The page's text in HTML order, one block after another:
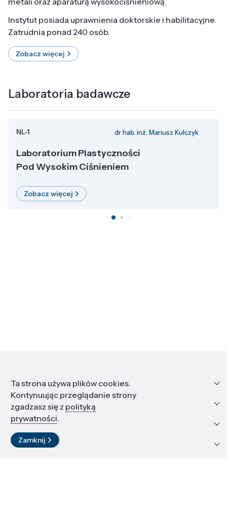
Instytut posiada uprawnienia doktorskie i habilitacyjne.
Zatrudnia ponad 240 osób.
Zobacz więcej
Laboratoria badawcze
NL-1 dr hab. inż. Mariusz Kulczyk
Laboratorium Plastyczności
Pod Wysokim Ciśnieniem
Zobacz więcej
Informacje
Edukacja i kariera
Zasoby i materiały
Kontakt
Ta strona używa plików cookies.
Kontynuując przeglądanie strony
zgadzasz się z polityką
prywatności.
Zamknij